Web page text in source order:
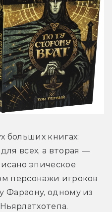
больших книгах:
всех, а вторая —
эпическое
персонажи игроков
Фараону, одному из